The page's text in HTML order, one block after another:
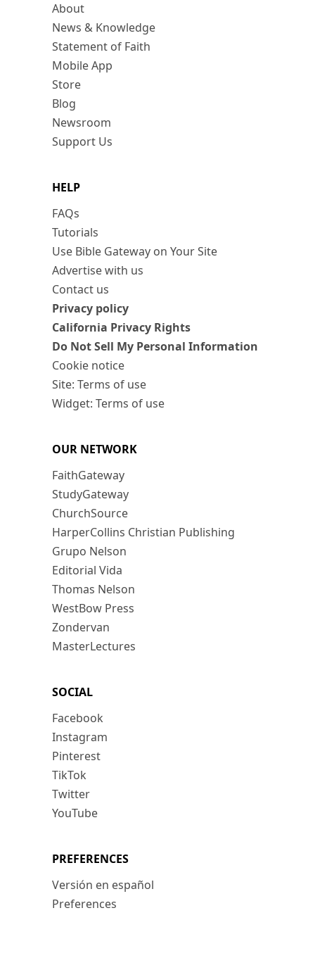
About
News & Knowledge
Statement of Faith
Mobile App
Store
Blog
Newsroom
Support Us
HELP
FAQs
Tutorials
Use Bible Gateway on Your Site
Advertise with us
Contact us
Privacy policy
California Privacy Rights
Do Not Sell My Personal Information
Cookie notice
Site: Terms of use
Widget: Terms of use
OUR NETWORK
FaithGateway
StudyGateway
ChurchSource
HarperCollins Christian Publishing
Grupo Nelson
Editorial Vida
Thomas Nelson
WestBow Press
Zondervan
MasterLectures
SOCIAL
Facebook
Instagram
Pinterest
TikTok
Twitter
YouTube
PREFERENCES
Versión en español
Preferences